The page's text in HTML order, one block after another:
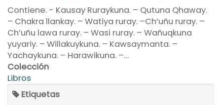
Contiene. - Kausay Ruraykuna. – Qutuna Qhaway.
– Chakra llankay. – Watiya ruray. –Ch’uñu ruray. –
Ch’uñu lawa ruray. – Wasi ruray. – Wañuqkuna
yuyariy. – Willakuykuna. – Kawsaymanta. –
Yachaykuna. – Harawikuna. –…
Colección
Libros
Etiquetas